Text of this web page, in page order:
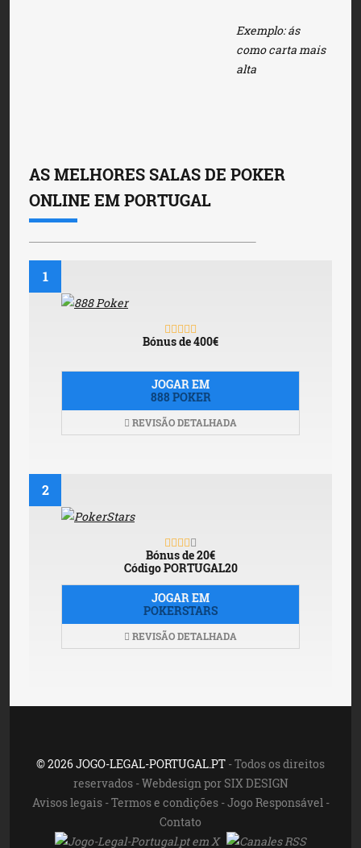
Exemplo: ás
como carta mais
alta
AS MELHORES SALAS DE POKER
ONLINE EM PORTUGAL
1
Bónus de 400€
JOGAR EM
888 POKER
REVISÃO DETALHADA
2
Bónus de 20€
CódigoPORTUGAL20
JOGAR EM
POKERSTARS
REVISÃO DETALHADA
© 2026 JOGO-LEGAL-PORTUGAL.PT - Todos os direitos
reservados - Webdesign por SIX DESIGN
Avisos legais-Termos e condições-Jogo Responsável-
Contato